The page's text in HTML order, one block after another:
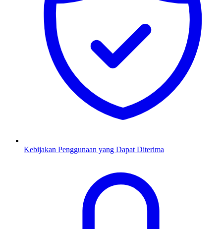
Kebijakan Penggunaan yang Dapat Diterima